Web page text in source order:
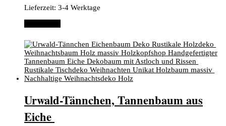
Lieferzeit: 3-4 Werktage
​Urwald-Tännchen, ​Tannenbaum aus
Eiche ​